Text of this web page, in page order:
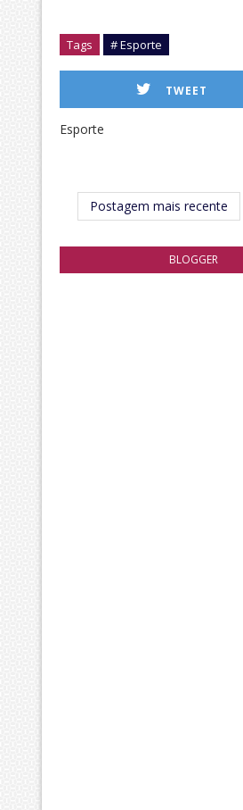
Tags # Esporte
TWEET
Esporte
Postagem mais recente
BLOGGER